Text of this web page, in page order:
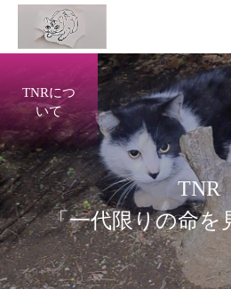
TNRにつ
いて
TNR
「一代限りの命を